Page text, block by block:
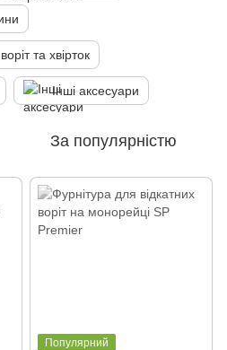
та хвірток
Інші аксесуари
За популярністю
Популярний